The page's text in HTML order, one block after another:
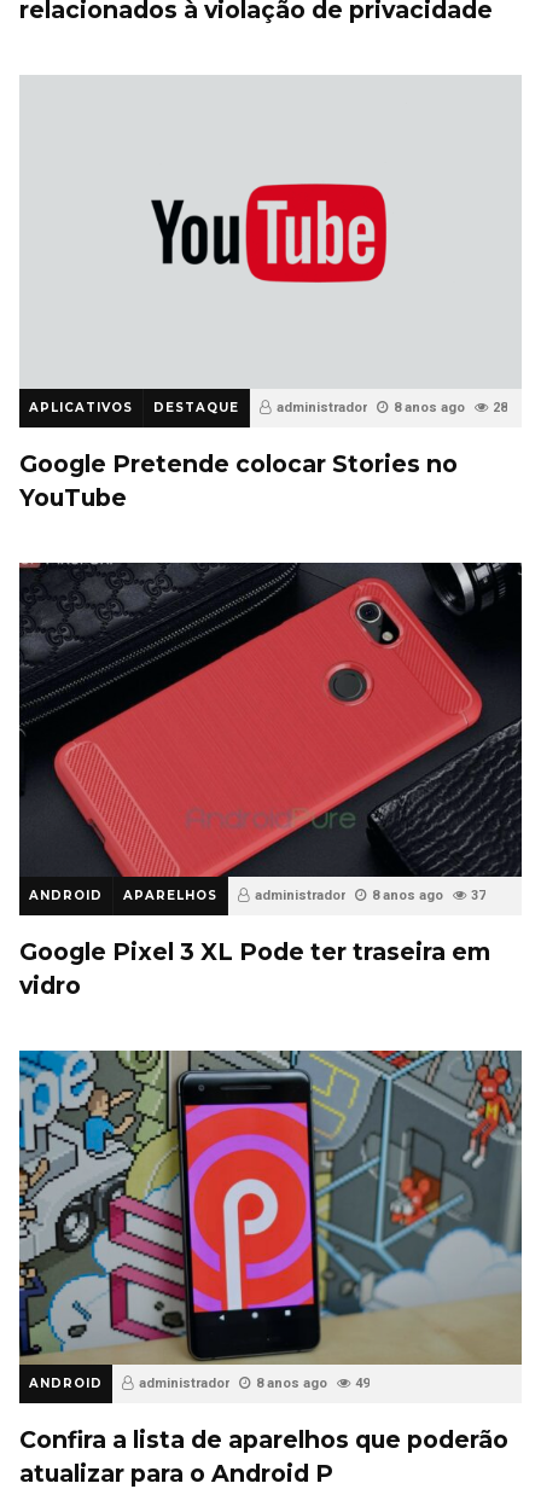
relacionados à violação de privacidade
APLICATIVOS DESTAQUE administrador 8 anos ago 28
Google Pretende colocar Stories no
YouTube
ANDROID APARELHOS administrador 8 anos ago 37
Google Pixel 3 XL Pode ter traseira em
vidro
ANDROID administrador 8 anos ago 49
Confira a lista de aparelhos que poderão
atualizar para o Android P